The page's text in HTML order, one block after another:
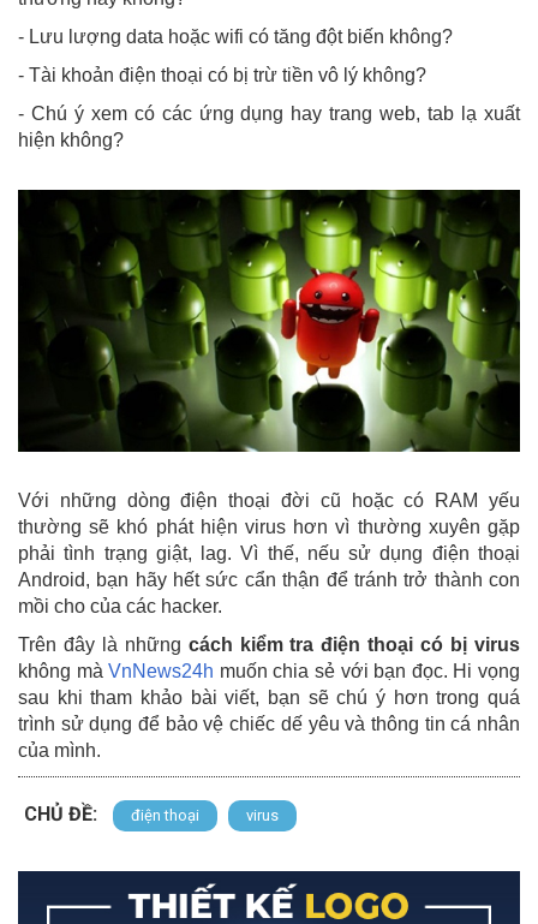
- Lưu lượng data hoặc wifi có tăng đột biến không?
- Tài khoản điện thoại có bị trừ tiền vô lý không?
- Chú ý xem có các ứng dụng hay trang web, tab lạ xuất
hiện không?
Với những dòng điện thoại đời cũ hoặc có RAM yếu
thường sẽ khó phát hiện virus hơn vì thường xuyên gặp
phải tình trạng giật, lag. Vì thế, nếu sử dụng điện thoại
Android, bạn hãy hết sức cẩn thận để tránh trở thành con
mồi cho của các hacker.
Trên đây là những cách kiểm tra điện thoại có bị virus
không màVnNews24h muốn chia sẻ với bạn đọc. Hi vọng
sau khi tham khảo bài viết, bạn sẽ chú ý hơn trong quá
trình sử dụng để bảo vệ chiếc dế yêu và thông tin cá nhân
của mình.
CHỦ ĐỀ: điện thoại virus